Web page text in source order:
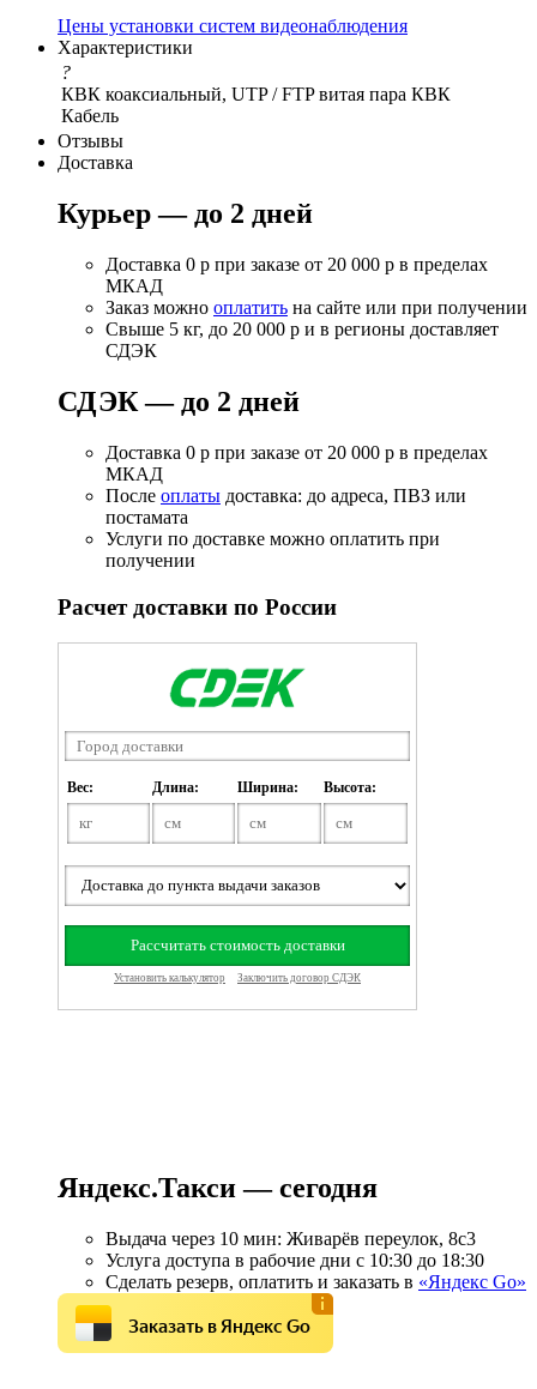
Цены установки систем видеонаблюдения
Характеристики
?
КВК коаксиальный, UTP / FTP витая пара
Кабель
КВК
Отзывы
Доставка
Курьер — до 2 дней
Доставка 0 р при заказе от 20 000 р в пределах
МКАД
Заказ можно оплатить на сайте или при получении
Свыше 5 кг, до 20 000 р и в регионы доставляет
СДЭК
СДЭК — до 2 дней
Доставка 0 р при заказе от 20 000 р в пределах
МКАД
После оплаты доставка: до адреса, ПВЗ или
постамата
Услуги по доставке можно оплатить при
получении
Расчет доставки по России
Яндекс.Такси — сегодня
Выдача через 10 мин: Живарёв переулок, 8с3
Услуга доступа в рабочие дни с 10:30 до 18:30
Сделать резерв, оплатить и заказать в «Яндекс Go»
Заказать в Яндекс Go